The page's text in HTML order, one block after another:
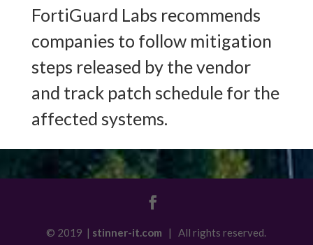
FortiGuard Labs recommends
companies to follow mitigation
steps released by the vendor
and track patch schedule for the
affected systems.
© 2019 | stinner-it.com | All rights reserved.